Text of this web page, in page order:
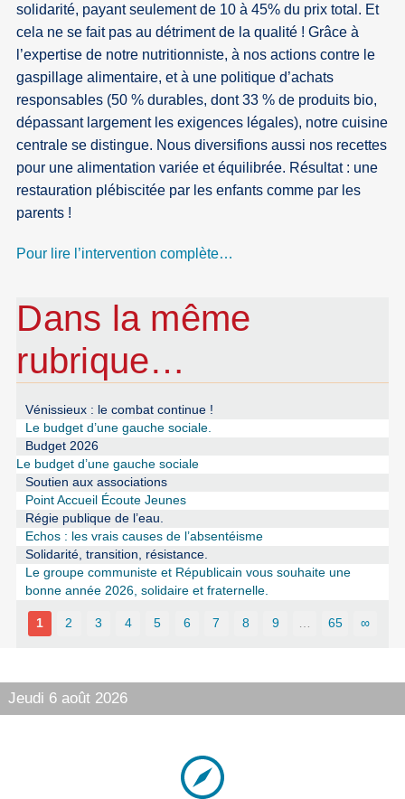
solidarité, payant seulement de 10 à 45% du prix total. Et
cela ne se fait pas au détriment de la qualité ! Grâce à
l’expertise de notre nutritionniste, à nos actions contre le
gaspillage alimentaire, et à une politique d’achats
responsables (50 % durables, dont 33 % de produits bio,
dépassant largement les exigences légales), notre cuisine
centrale se distingue. Nous diversifions aussi nos recettes
pour une alimentation variée et équilibrée. Résultat : une
restauration plébiscitée par les enfants comme par les
parents !
Pour lire l’intervention complète…
Dans la même
rubrique…
Vénissieux : le combat continue !
Le budget d’une gauche sociale.
Budget 2026
Le budget d’une gauche sociale
Soutien aux associations
Point Accueil Écoute Jeunes
Régie publique de l’eau.
Echos : les vrais causes de l’absentéisme
Solidarité, transition, résistance.
Le groupe communiste et Républicain vous souhaite une
bonne année 2026, solidaire et fraternelle.
1 2 3 4 5 6 7 8 9 … 65 ∞
Jeudi 6 août 2026